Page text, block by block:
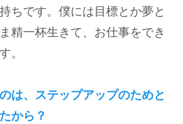
ちです。僕には目標とか夢と
精一杯生きて、お仕事をでき
。
、ステップアップのためと
から？